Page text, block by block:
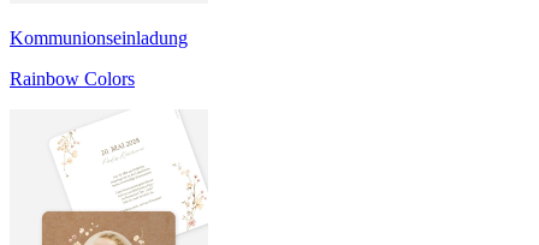
Kommunionseinladung
Rainbow Colors